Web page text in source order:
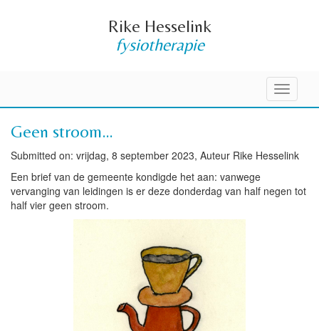
Rike Hesselink
fysiotherapie
Toggle
Geen stroom…
Submitted on: vrijdag, 8 september 2023, Auteur Rike Hesselink
Een brief van de gemeente kondigde het aan: vanwege
vervanging van leidingen is er deze donderdag van half negen tot
half vier geen stroom.